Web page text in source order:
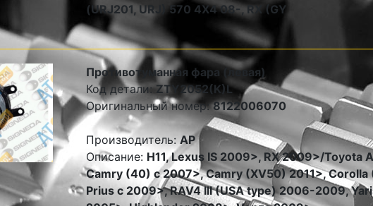
(URJ201, URJ) 570 4X4 08-, RX (GY
Противотуманная фара (левая)
Код детали:ZTY2052(K)L
Оригинальный номер:8122006070
Производитель:AP
Описание: Н11, Lexus IS 2009>, RX 2009>/Toyota
Camry (40) с 2007>, Camry (XV50) 2011>, Corolla
Prius c 2009>, RAV4 III (USA type) 2006-2009,